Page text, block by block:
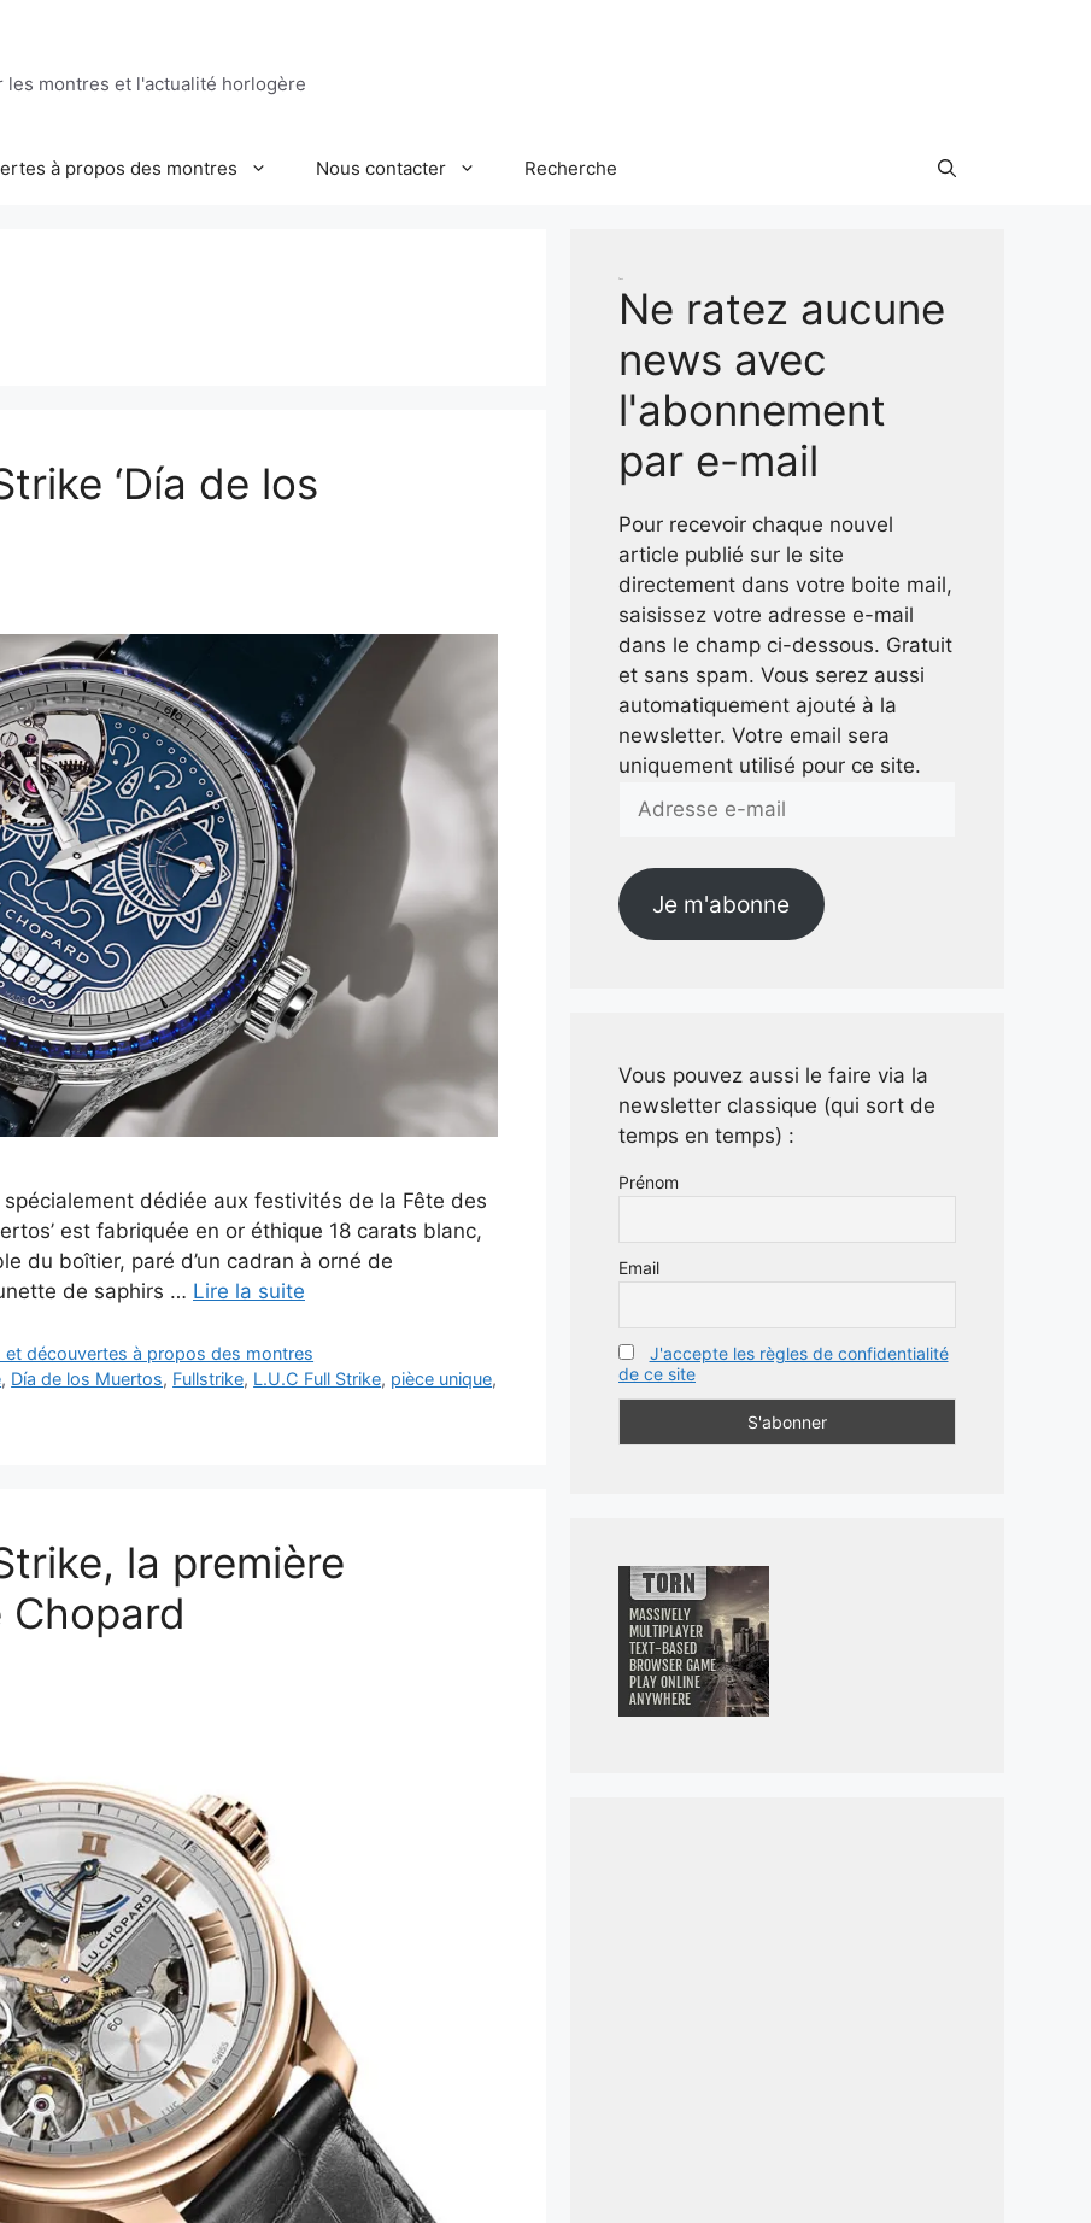
les montres et l'actualité horlogère
à propos des montres Nous contacter Recherche
‘Día de los
dédiée aux festivités de la Fête des
est fabriquée en or éthique 18 carats blanc,
du boîtier, paré d’un cadran à orné de
de saphirs … Lire la suite
découvertes à propos des montres
, Día de los Muertos, Fullstrike, L.U.C Full Strike, pièce unique,
la première
Ne ratez aucune
news avec
l'abonnement
par e-mail
Pour recevoir chaque nouvel
article publié sur le site
directement dans votre boite mail,
saisissez votre adresse e-mail
dans le champ ci-dessous. Gratuit
et sans spam. Vous serez aussi
automatiquement ajouté à la
newsletter. Votre email sera
uniquement utilisé pour ce site.
e-
Je m'abonne
Vous pouvez aussi le faire via la
newsletter classique (qui sort de
temps en temps) :
Prénom
Email
J'accepte les règles de confidentialité
de ce site